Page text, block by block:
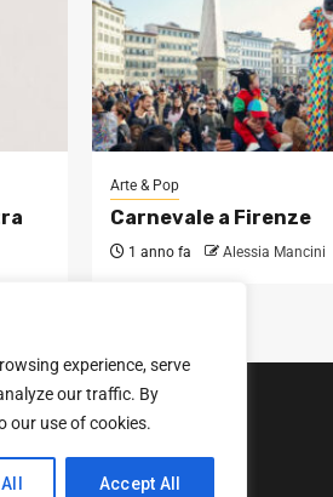
experience, serve
our traffic. By
our use of cookies.
Accept All
Arte & Pop
Carnevale a Firenze
1 anno fa Alessia Mancini